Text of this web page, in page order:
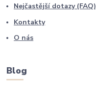
Nejčastější dotazy (FAQ)
Kontakty
O nás
Blog